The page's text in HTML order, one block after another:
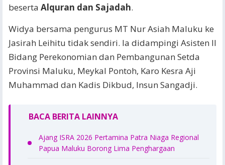
beserta Alquran dan Sajadah.
Widya bersama pengurus MT Nur Asiah Maluku ke
Jasirah Leihitu tidak sendiri. Ia didampingi Asisten II
Bidang Perekonomian dan Pembangunan Setda
Provinsi Maluku, Meykal Pontoh, Karo Kesra Aji
Muhammad dan Kadis Dikbud, Insun Sangadji.
BACA BERITA LAINNYA
Ajang ISRA 2026 Pertamina Patra Niaga Regional
Papua Maluku Borong Lima Penghargaan